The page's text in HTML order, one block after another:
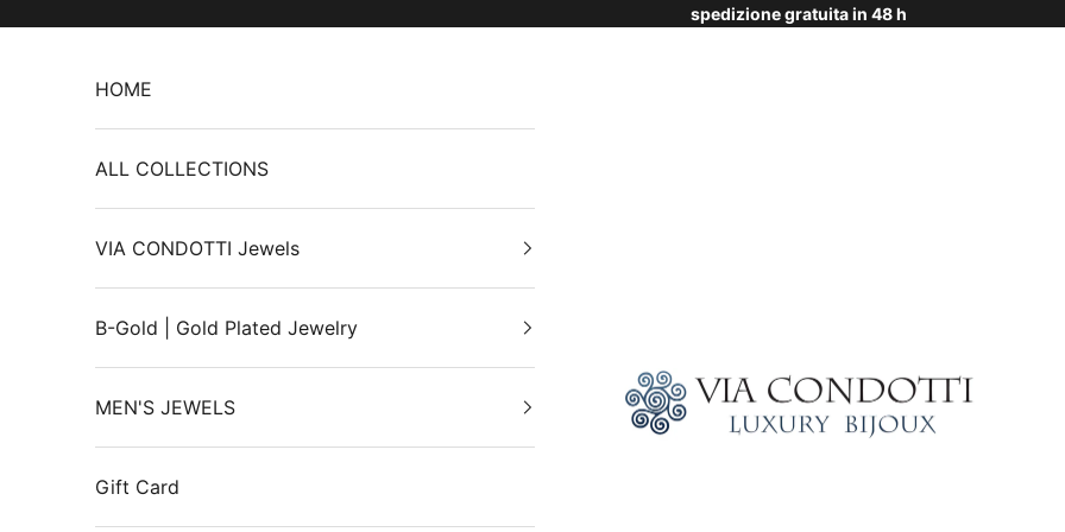
spedizione gratuita in 48 h
Via Condotti Store
HOME
ALL COLLECTIONS
VIA CONDOTTI Jewels
B-Gold | Gold Plated Jewelry
MEN'S JEWELS
Gift Card